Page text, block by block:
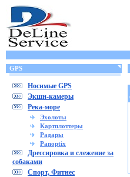
GPS
Носимые GPS
Экшн-камеры
Река-море
Эхолоты
Картплоттеры
Радары
Panoptix
Дрессировка и слежение за
собаками
Спорт, Фитнес